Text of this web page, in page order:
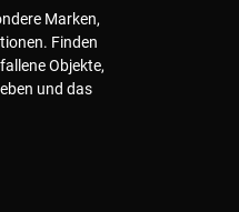
Marken,
Finden
Objekte,
und das